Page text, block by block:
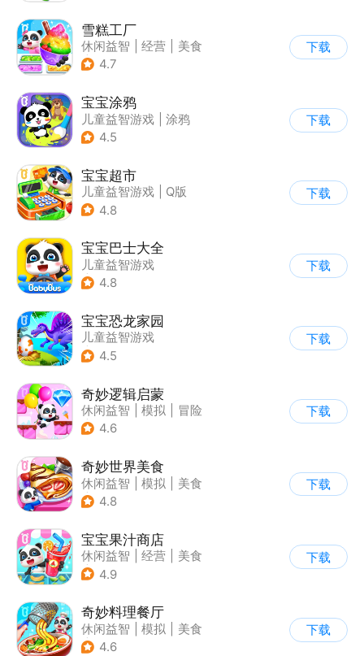
雪糕工厂
休闲益智 经营
美食
| 宝宝巴士
4.7
下载
宝宝涂鸦
儿童益智游戏
涂鸦
4.5
下载
宝宝超市
儿童益智游戏
Q版
4.8
下载
宝宝巴士大全
儿童益智游戏
| 启蒙早教
4.8
下载
宝宝恐龙家园
儿童益智游戏
| 启蒙早教
4.5
下载
奇妙逻辑启蒙
休闲益智 模拟
冒险
| 宝宝巴士
4.6
下载
奇妙世界美食
休闲益智 模拟
美食
| 宝宝巴士
4.8
下载
宝宝果汁商店
休闲益智 经营
美食
| 宝宝巴士
4.9
下载
奇妙料理餐厅
休闲益智 模拟
美食
| 宝宝巴士
4.6
下载